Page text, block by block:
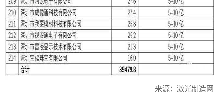
来源：激光制造网